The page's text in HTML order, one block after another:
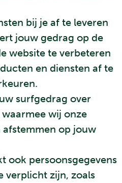
bij je af te leveren
jouw gedrag op de
website te verbeteren
en diensten af te
surfgedrag over
wij onze
op jouw
ook persoonsgegevens
verplicht zijn, zoals